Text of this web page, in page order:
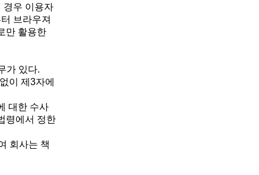
경우 이용자
브라우져
만 활용한
가 있다.
이 제3자에
대한 수사
령에서 정한
회사는 책